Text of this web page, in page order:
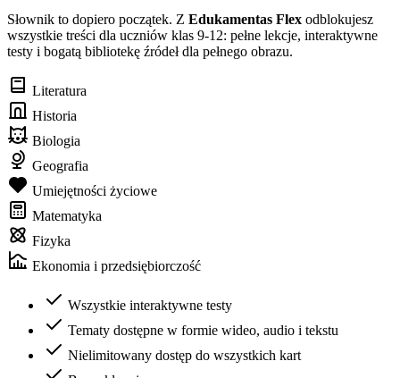
Słownik to dopiero początek. Z Edukamentas Flex odblokujesz
wszystkie treści dla uczniów klas 9-12: pełne lekcje, interaktywne
testy i bogatą bibliotekę źródeł dla pełnego obrazu.
Literatura
Historia
Biologia
Geografia
Umiejętności życiowe
Matematyka
Fizyka
Ekonomia i przedsiębiorczość
Wszystkie interaktywne testy
Tematy dostępne w formie wideo, audio i tekstu
Nielimitowany dostęp do wszystkich kart